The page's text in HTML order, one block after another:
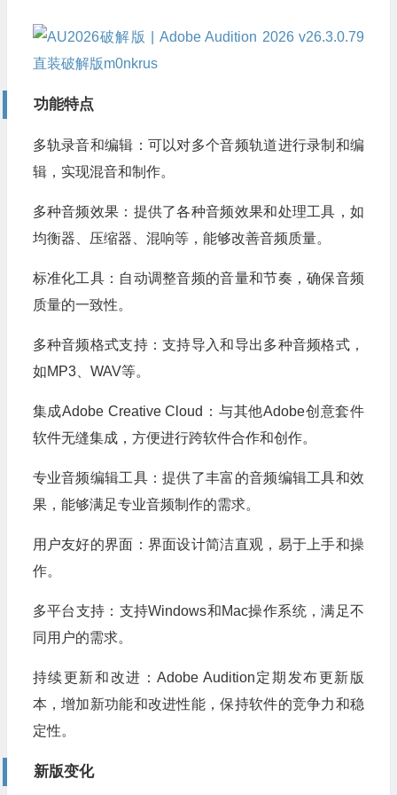
功能特点
多轨录音和编辑：可以对多个音频轨道进行录制和编
辑，实现混音和制作。
多种音频效果：提供了各种音频效果和处理工具，如
均衡器、压缩器、混响等，能够改善音频质量。
标准化工具：自动调整音频的音量和节奏，确保音频
质量的一致性。
多种音频格式支持：支持导入和导出多种音频格式，
如MP3、WAV等。
集成Adobe Creative Cloud：与其他Adobe创意套件
软件无缝集成，方便进行跨软件合作和创作。
专业音频编辑工具：提供了丰富的音频编辑工具和效
果，能够满足专业音频制作的需求。
用户友好的界面：界面设计简洁直观，易于上手和操
作。
多平台支持：支持Windows和Mac操作系统，满足不
同用户的需求。
持续更新和改进：Adobe Audition定期发布更新版
本，增加新功能和改进性能，保持软件的竞争力和稳
定性。
新版变化